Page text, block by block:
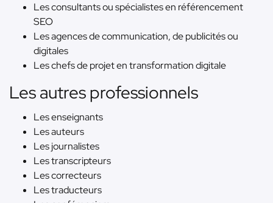
Les consultants ou spécialistes en référencement
SEO
Les agences de communication, de publicités ou
digitales
Les chefs de projet en transformation digitale
Les autres professionnels
Les enseignants
Les auteurs
Les journalistes
Les transcripteurs
Les correcteurs
Les traducteurs